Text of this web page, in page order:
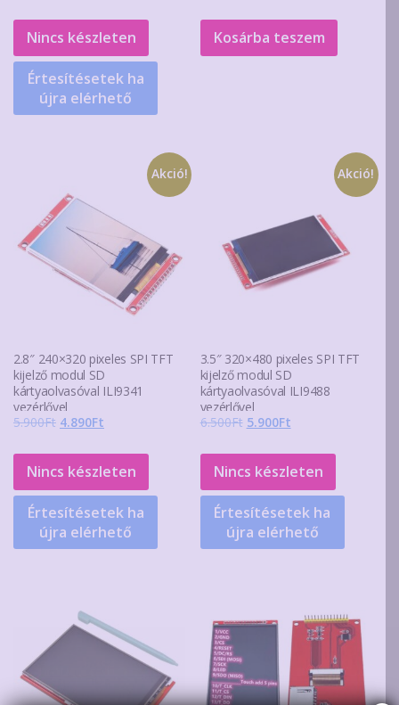
Nincs készleten
Értesítésetek ha
újra elérhető
was:
7.200Ft.
is:
6.700Ft.
Kosárba teszem
Akció!
2.8″ 240×320 pixeles SPI TFT
kijelző modul SD
kártyaolvasóval ILI9341
vezérlővel
5.900Ft Original
was:
5.900Ft.
4.890Ft
is:
4.890Ft.
Nincs készleten
Értesítésetek ha
újra elérhető
Akció!
3.5″ 320×480 pixeles SPI TFT
kijelző modul SD
kártyaolvasóval ILI9488
vezérlővel
6.500Ft Original
was:
6.500Ft.
5.900FtCurrent
is:
5.900Ft.
Nincs készleten
Értesítésetek ha
újra elérhető